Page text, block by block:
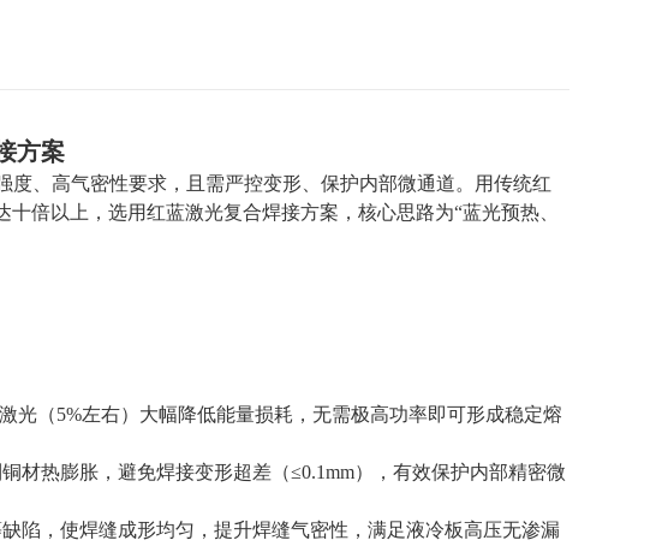
方案
、高气密性要求，且需严控变形、保护内部微通道。用传统红
倍以上，选用红蓝激光复合焊接方案，核心思路为“蓝光预热、
光（5%左右）大幅降低能量损耗，无需极高功率即可形成稳定熔
材热膨胀，避免焊接变形超差（≤0.1mm），有效保护内部精密微
陷，使焊缝成形均匀，提升焊缝气密性，满足液冷板高压无渗漏